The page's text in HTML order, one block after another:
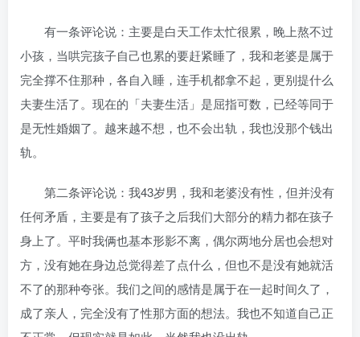
有一条评论说：主要是白天工作太忙很累，晚上熬不过
小孩，当哄完孩子自己也累的要赶紧睡了，我和老婆是属于
完全撑不住那种，各自入睡，连手机都拿不起，更别提什么
夫妻生活了。现在的「夫妻生活」是屈指可数，已经等同于
是无性婚姻了。越来越不想，也不会出轨，我也没那个钱出
轨。
第二条评论说：我43岁男，我和老婆没有性，但并没有
任何矛盾，主要是有了孩子之后我们大部分的精力都在孩子
身上了。平时我俩也基本形影不离，偶尔两地分居也会想对
方，没有她在身边总觉得差了点什么，但也不是没有她就活
不了的那种夸张。我们之间的感情是属于在一起时间久了，
成了亲人，完全没有了性那方面的想法。我也不知道自己正